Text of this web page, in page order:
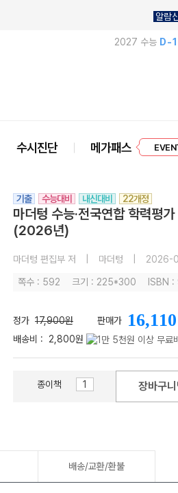
알람
2027 수능 D-
수시진단 메가패스
기출 수능대비 내신대비 22개정
마더텅 수능·전국연합 학력평
(2026년)
마더텅 편집부 저 마더텅 2026-
쪽수 : 592 크기 : 225*300 ISBN
정가 17,900원 판매가 16,110
배송비 : 2,800원
종이책 장바구니
배송/교환/환불